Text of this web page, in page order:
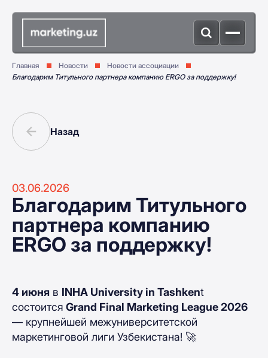
Главная Новости
Новости ассоциации
Благодарим Титульного партнера компанию ERGO за поддержку!
Назад
03.06.2026
Благодарим Титульного
партнера компанию
ERGO за поддержку!
4 июня в INHA University in Tashkent
состоится Grand Final Marketing League 2026
— крупнейшей межуниверситетской
маркетинговой лиги Узбекистана! 🚀